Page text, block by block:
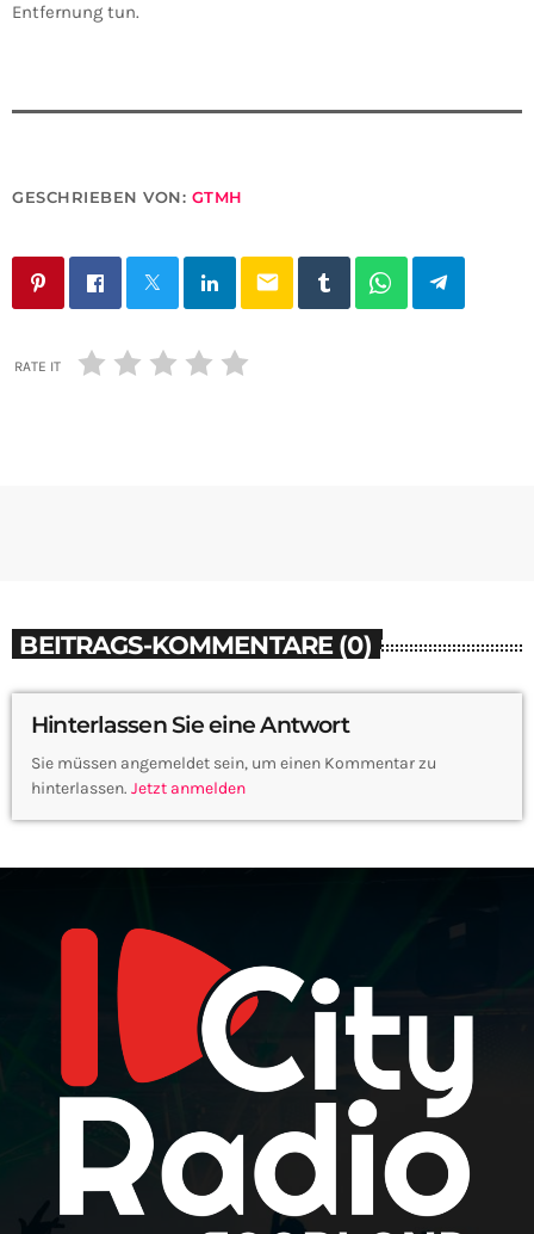
Entfernung tun.
GESCHRIEBEN VON: GTMH
email
RATE IT
BEITRAGS-KOMMENTARE (0)
Hinterlassen Sie eine Antwort
Sie müssen angemeldet sein, um einen Kommentar zu
hinterlassen. Jetzt anmelden